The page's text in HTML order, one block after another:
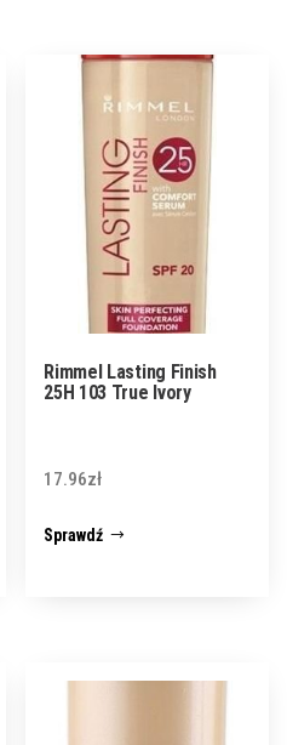
Rimmel Lasting Finish
25H 103 True Ivory
17.96zł
Sprawdź